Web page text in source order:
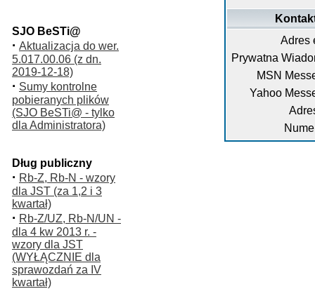
SJO BeSTi@
· Aktualizacja do wer.
5.017.00.06 (z dn.
2019-12-18)
· Sumy kontrolne
pobieranych plików
(SJO BeSTi@ - tylko
dla Administratora)
Dług publiczny
· Rb-Z, Rb-N - wzory
dla JST (za 1,2 i 3
kwartał)
· Rb-Z/UZ, Rb-N/UN -
dla 4 kw 2013 r. -
wzory dla JST
(WYŁĄCZNIE dla
sprawozdań za IV
kwartał)
Adres
Prywatna
MSN
Yahoo